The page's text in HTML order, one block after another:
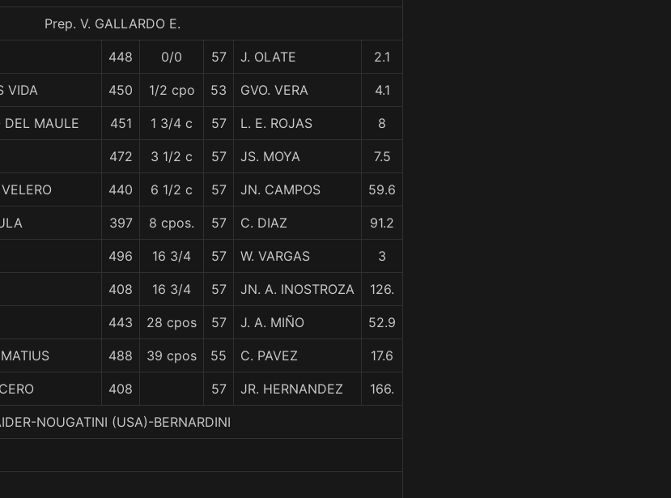
Prep. V. GALLARDO E.
448 0/0 57 J. OLATE 2.1
VIDA 450 1/2 cpo 53 GVO. VERA 4.1
DEL MAULE 451 1 3/4 c 57 L. E. ROJAS 8
472 3 1/2 c 57 JS. MOYA 7.5
440 6 1/2 c 57 JN. CAMPOS 59.6
397 8 cpos. 57 C. DIAZ 91.2
496 16 3/4 57 W. VARGAS 3
408 16 3/4 57 JN. A. INOSTROZA 126.
443 28 cpos 57 J. A. MIÑO 52.9
488 39 cpos 55 C. PAVEZ 17.6
408 57 JR. HERNANDEZ 166.
NOUGATINI (USA)-BERNARDINI